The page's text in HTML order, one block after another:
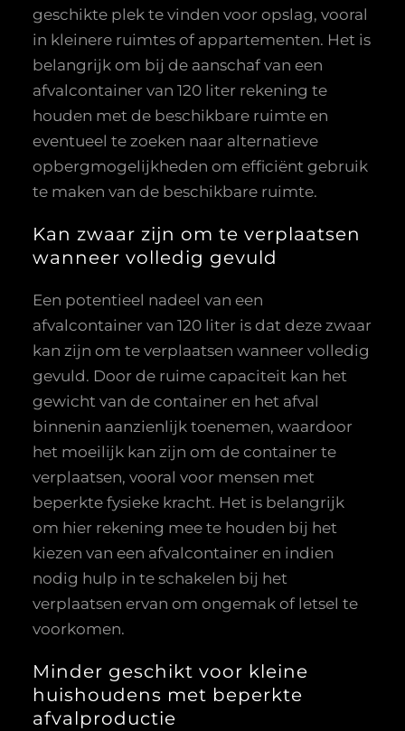
geschikte plek te vinden voor opslag, vooral
in kleinere ruimtes of appartementen. Het is
belangrijk om bij de aanschaf van een
afvalcontainer van 120 liter rekening te
houden met de beschikbare ruimte en
eventueel te zoeken naar alternatieve
opbergmogelijkheden om efficiënt gebruik
te maken van de beschikbare ruimte.
Kan zwaar zijn om te verplaatsen
wanneer volledig gevuld
Een potentieel nadeel van een
afvalcontainer van 120 liter is dat deze zwaar
kan zijn om te verplaatsen wanneer volledig
gevuld. Door de ruime capaciteit kan het
gewicht van de container en het afval
binnenin aanzienlijk toenemen, waardoor
het moeilijk kan zijn om de container te
verplaatsen, vooral voor mensen met
beperkte fysieke kracht. Het is belangrijk
om hier rekening mee te houden bij het
kiezen van een afvalcontainer en indien
nodig hulp in te schakelen bij het
verplaatsen ervan om ongemak of letsel te
voorkomen.
Minder geschikt voor kleine
huishoudens met beperkte
afvalproductie